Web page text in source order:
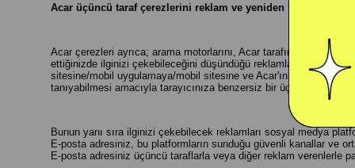
Acar üçüncü taraf çerezlerini reklam ve yeniden hedefleme
Acar çerezleri ayrıca; arama motorlarını, Acar tarafından
ettiğinizde ilginizi çekebileceğini düşündüğü reklamları size
sitesine/mobil uygulamaya/mobil sitesine ve Acar'ın reklam
tanıyabilmesi amacıyla tarayıcınıza benzersiz bir üçüncü taraf
Bunun yanı sıra ilginizi çekebilecek reklamları sosyal medya
E-posta adresiniz, bu platformların sunduğu güvenli kanallar ve
E-posta adresiniz üçüncü taraflarla veya diğer reklam verenlerle